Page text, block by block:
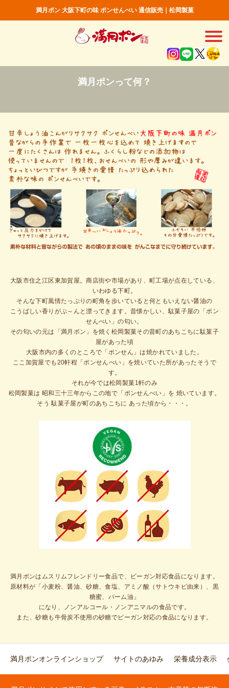
満月ポン 大阪下町の味 ポンせんべい 通信販売｜松岡製菓
満月ポンって何？
大阪市住之江区東加賀屋。商店街や市場があり、町工場が点在している、
いわゆる下町。
そんな下町風情たっぷりの町角を歩いていると何ともいえない醤油の
こうばしい香りがぷ～んと漂ってきます。昔懐かしい、駄菓子屋の「ポン
せんべい」の匂い。
その匂いの元は「満月ポン」を焼く松岡製菓その昔町のあちこちに駄菓子
屋があった頃
大阪市内の多くのところで「ポンせん」は焼かれていました。
ここ加賀屋でも20軒程「ポンせんべい」を焼いていた所があったそうで
す。
それが今では松岡製菓1軒のみ
松岡製菓は 昭和三十三年からこの地で「ポンせんべい」を 焼いています。
そう 駄菓子屋が町のあちこちに あった頃から・・・。
満月ポンはムスリムフレンドリー食品で、ビーガン対応食品になります。
原材料が「小麦粉、醤油、砂糖、食塩、アミノ酸（サトウキビ由来）、黒
糖蜜、パーム油」
になり、ノンアルコール・ノンアニマルの食品です。
また、砂糖も牛骨炭不使用の砂糖でビーガン対応の食品になります。
満月ポンオンラインショップ サイトのあゆみ 栄養成分表示